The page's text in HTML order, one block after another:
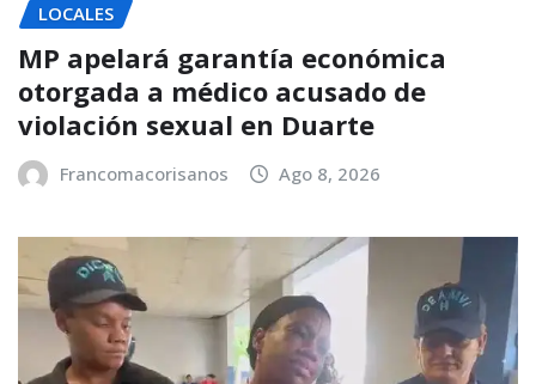
LOCALES
MP apelará garantía económica
otorgada a médico acusado de
violación sexual en Duarte
Francomacorisanos Ago 8, 2026